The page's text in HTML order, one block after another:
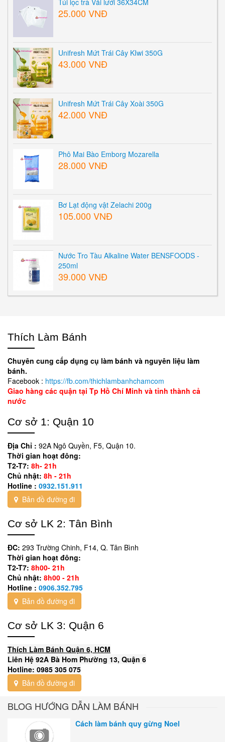
25.000 VNĐ
Unifresh Mứt Trái Cây KIwi 350G
43.000 VNĐ
Unifresh Mứt Trái Cây Xoài 350G
42.000 VNĐ
Phô Mai Bào Emborg Mozarella
28.000 VNĐ
Bơ Lạt động vật Zelachi 200g
105.000 VNĐ
Nước Tro Tàu Alkaline Water BENSFOODS -
250ml
39.000 VNĐ
Thích Làm Bánh
Chuyên cung cấp dụng cụ làm bánh và nguyên liệu làm
bánh.
Facebook : https://fb.com/thichlambanhchamcom
Giao hàng các quận tại Tp Hồ Chí Minh và tỉnh thành cả
nước
Cơ sở 1: Quận 10
Địa Chỉ : 92A Ngô Quyền, F5, Quận 10.
Thời gian hoạt đông:
T2-T7: 8h- 21h
Chủ nhật: 8h - 21h
Hotline : 0932.151.911
Bản đồ đường đi
Cơ sở LK 2: Tân Bình
ĐC: 293 Trường Chinh, F14, Q. Tân Bình
Thời gian hoạt đông:
T2-T7: 8h00- 21h
Chủ nhật: 8h00 - 21h
Hotline : 0906.352.795
Bản đồ đường đi
Cơ sở LK 3: Quận 6
Thích Làm Bánh Quận 6, HCM
Liên Hệ 92A Bà Hom Phường 13, Quận 6
Hotline: 0985 305 075
Bản đồ đường đi
BLOG HƯỚNG DẪN LÀM BÁNH
Cách làm bánh quy gừng Noel